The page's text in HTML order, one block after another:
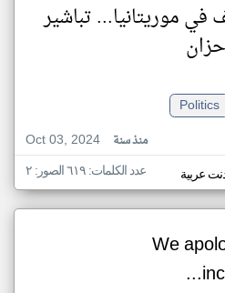
في موريتانيا... تباشير
Politics
Oct 03, 2024
منذ سنة
عربية عدد الكلمات: ٦١٩ الصور: ٢
We